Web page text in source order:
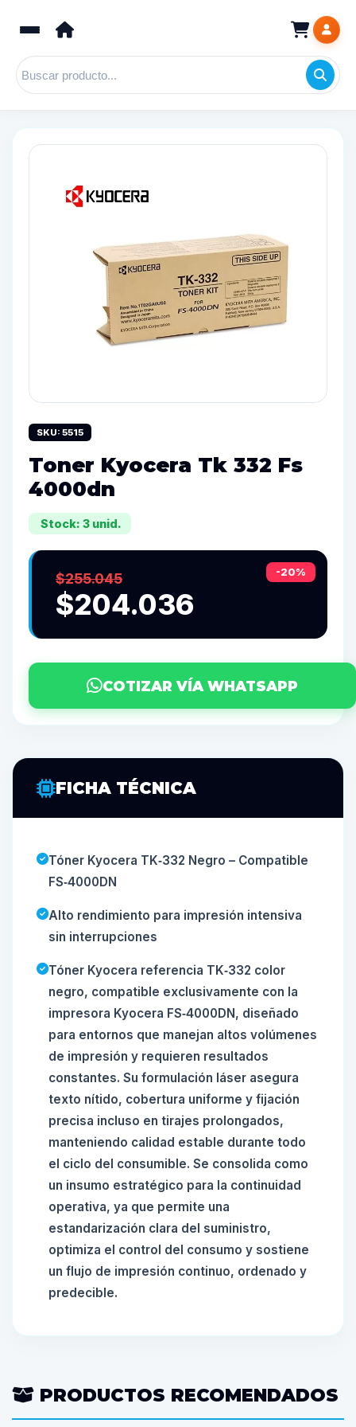
SKU: 5515
Toner Kyocera Tk 332 Fs
4000dn
Stock: 3 unid.
-20%
$255.045
$204.036
COTIZAR VÍA WHATSAPP
FICHA TÉCNICA
Tóner Kyocera TK‑332 Negro – Compatible
FS‑4000DN
Alto rendimiento para impresión intensiva
sin interrupciones
Tóner Kyocera referencia TK‑332 color
negro, compatible exclusivamente con la
impresora Kyocera FS‑4000DN, diseñado
para entornos que manejan altos volúmenes
de impresión y requieren resultados
constantes. Su formulación láser asegura
texto nítido, cobertura uniforme y fijación
precisa incluso en tirajes prolongados,
manteniendo calidad estable durante todo
el ciclo del consumible. Se consolida como
un insumo estratégico para la continuidad
operativa, ya que permite una
estandarización clara del suministro,
optimiza el control del consumo y sostiene
un flujo de impresión continuo, ordenado y
predecible.
PRODUCTOS RECOMENDADOS